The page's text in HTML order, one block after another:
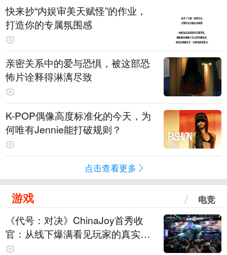
快来抄“内娱审美天赋怪”的作业，
打造你的专属氛围感
亲密关系中的爱与恐惧，被这部恐
怖片诠释得淋漓尽致
K-POP偶像高度标准化的今天，为
何唯有Jennie能打破规则？
点击查看更多
游戏 电竞
《代号：对决》ChinaJoy首秀收
官：从线下爆满看见玩家的真实期
待